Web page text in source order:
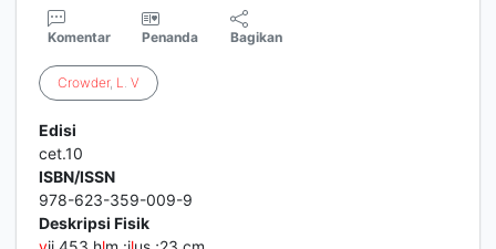
Komentar Penanda Bagikan
Crowder, L. V
Edisi
cet.10
ISBN/ISSN
978-623-359-009-9
Deskripsi Fisik